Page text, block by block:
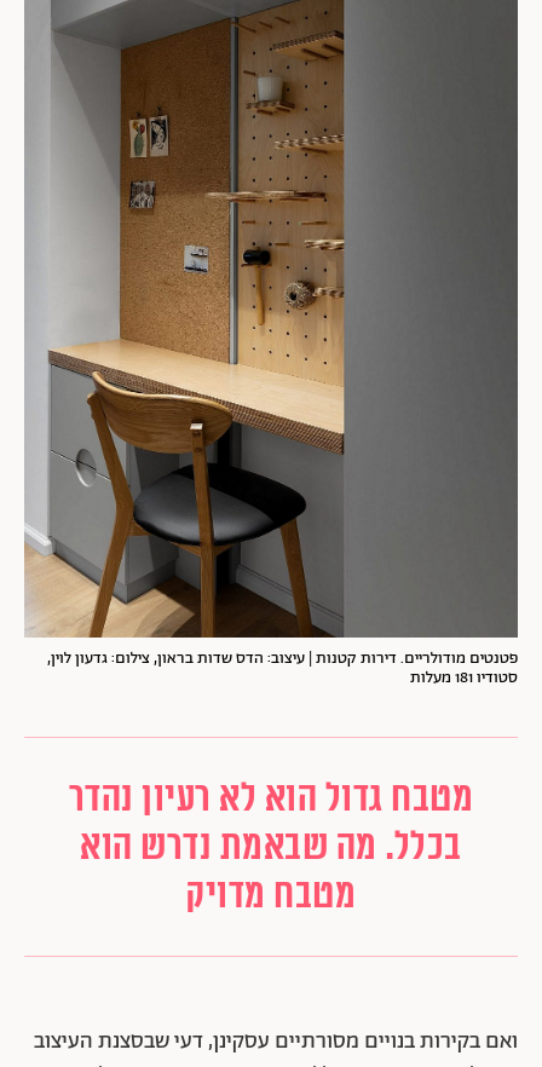
פטנטים מודולריים. דירות קטנות | עיצוב: הדס שדות בראון, צילום: גדעון לוין,
סטודיו 181 מעלות
מטבח גדול הוא לא רעיון נהדר
בכלל. מה שבאמת נדרש הוא
מטבח מדויק
ואם בקירות בנויים מסורתיים עסקינן, דעי שבסצנת העיצוב